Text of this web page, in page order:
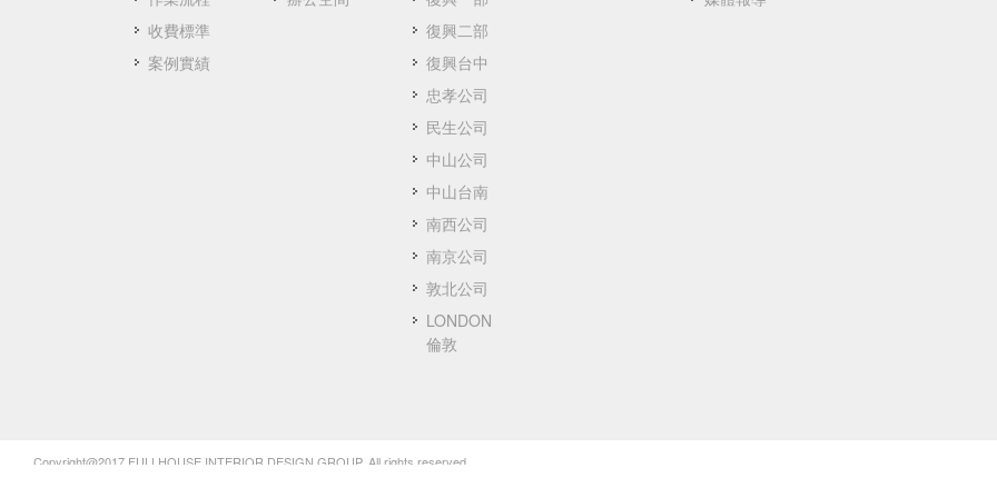
收費標準
案例實績
復興二部
復興台中
忠孝公司
民生公司
中山公司
中山台南
南西公司
南京公司
敦北公司
LONDON
倫敦
Copyright@2017 FULLHOUSE INTERIOR DESIGN GROUP. All rights reserved.